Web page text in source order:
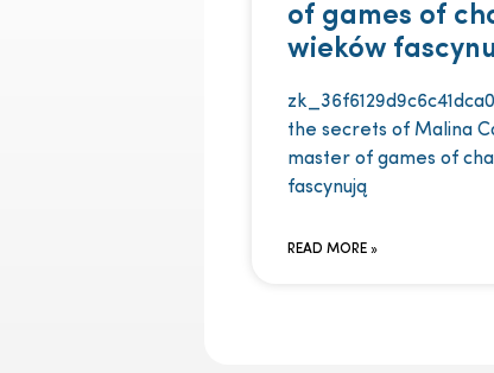
of games of
wieków
the secrets of Malina
master of games of
fascynują
READ MORE »